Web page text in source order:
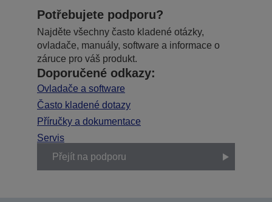
Potřebujete podporu?
Najděte všechny často kladené otázky,
ovladače, manuály, software a informace o
záruce pro váš produkt.
Doporučené odkazy:
Ovladače a software
Často kladené dotazy
Příručky a dokumentace
Servis
Přejít na podporu